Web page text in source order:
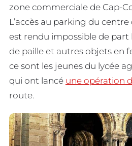
zone commerciale de Cap-
L’accès au parking du
est rendu impossible de part
de paille et autres objets en
ce sont les jeunes du lycée
qui ont lancé une opération
route.